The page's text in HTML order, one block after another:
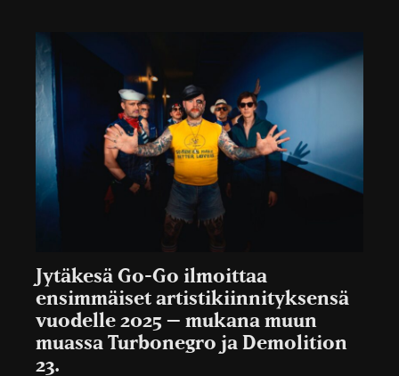
Jytäkesä Go-Go ilmoittaa
ensimmäiset artistikiinnityksensä
vuodelle 2025 – mukana muun
muassa Turbonegro ja Demolition
23.